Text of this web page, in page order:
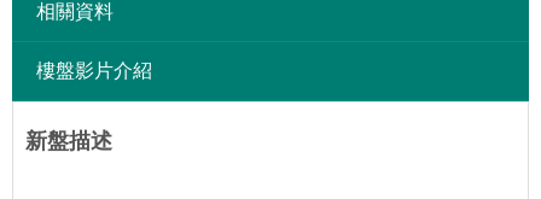
相關資料
樓盤影片介紹
新盤描述